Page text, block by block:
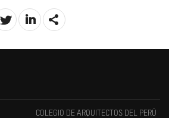
COLEGIO DE ARQUITECTOS DEL PERÚ